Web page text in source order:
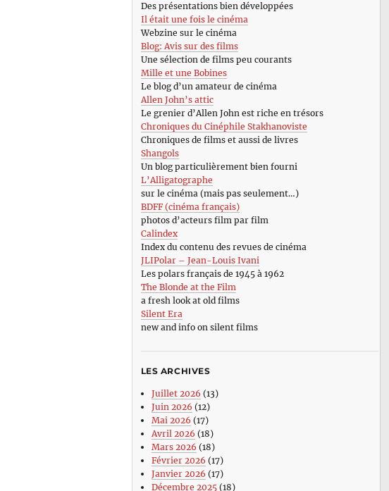
Des présentations bien développées
Il était une fois le cinéma
Webzine sur le cinéma
Blog: Avis sur des films
Une sélection de films peu courants
Mille et une Bobines
Le blog d’un amateur de cinéma
Allen John’s attic
Le grenier d’Allen John est riche en trésors
Chroniques du Cinéphile Stakhanoviste
Chroniques de films et aussi de livres
Shangols
Un blog particulièrement bien fourni
L’Alligatographe
sur le cinéma (mais pas seulement…)
BDFF (cinéma français)
photos d’acteurs film par film
Calindex
Index du contenu des revues de cinéma
JLIPolar – Jean-Louis Ivani
Les polars français de 1945 à 1962
The Blonde at the Film
a fresh look at old films
Silent Era
new and info on silent films
LES ARCHIVES
Juillet 2026 (13)
Juin 2026 (12)
Mai 2026 (17)
Avril 2026 (18)
Mars 2026 (18)
Février 2026 (17)
Janvier 2026 (17)
Décembre 2025(18)